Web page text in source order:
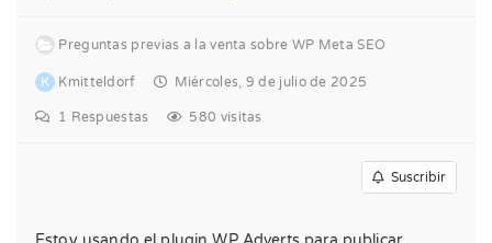
Preguntas previas a la venta sobre WP Meta SEO
K Kmitteldorf Miércoles, 9 de julio de 2025
1 Respuestas 580 visitas
Suscribir